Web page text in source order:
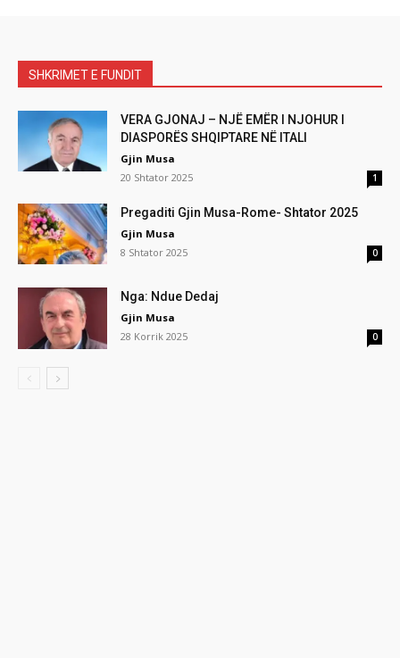
SHKRIMET E FUNDIT
VERA GJONAJ – NJË EMËR I NJOHUR I
DIASPORËS SHQIPTARE NË ITALI
Gjin Musa
20 Shtator 2025
1
Pregaditi Gjin Musa-Rome- Shtator 2025
Gjin Musa
8 Shtator 2025
0
Nga: Ndue Dedaj
Gjin Musa
28 Korrik 2025
0